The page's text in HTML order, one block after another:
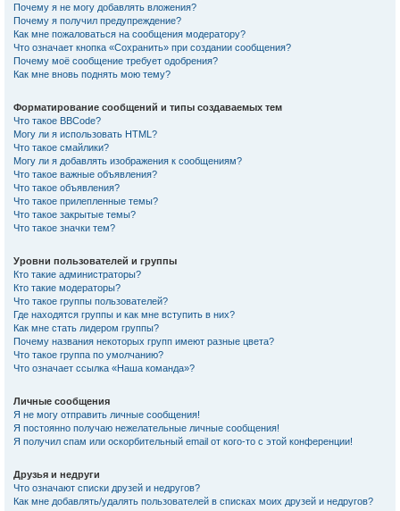
Почему я не могу добавлять вложения?
Почему я получил предупреждение?
Как мне пожаловаться на сообщения модератору?
Что означает кнопка «Сохранить» при создании сообщения?
Почему моё сообщение требует одобрения?
Как мне вновь поднять мою тему?
Форматирование сообщений и типы создаваемых тем
Что такое BBCode?
Могу ли я использовать HTML?
Что такое смайлики?
Могу ли я добавлять изображения к сообщениям?
Что такое важные объявления?
Что такое объявления?
Что такое прилепленные темы?
Что такое закрытые темы?
Что такое значки тем?
Уровни пользователей и группы
Кто такие администраторы?
Кто такие модераторы?
Что такое группы пользователей?
Где находятся группы и как мне вступить в них?
Как мне стать лидером группы?
Почему названия некоторых групп имеют разные цвета?
Что такое группа по умолчанию?
Что означает ссылка «Наша команда»?
Личные сообщения
Я не могу отправить личные сообщения!
Я постоянно получаю нежелательные личные сообщения!
Я получил спам или оскорбительный email от кого-то с этой конференции!
Друзья и недруги
Что означают списки друзей и недругов?
Как мне добавлять/удалять пользователей в списках моих друзей и недругов?